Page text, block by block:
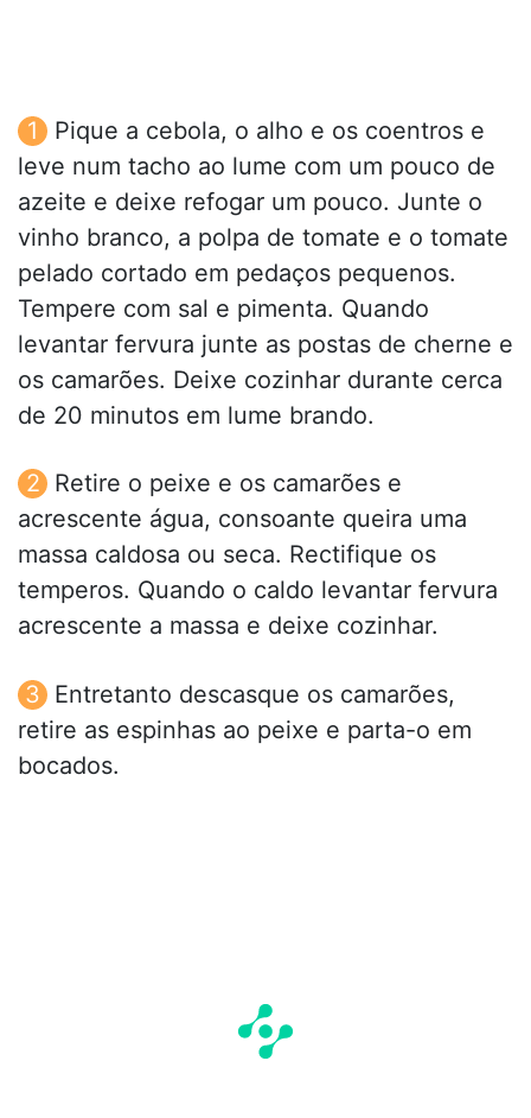
Pique a cebola, o alho e os coentros e
leve num tacho ao lume com um pouco de
azeite e deixe refogar um pouco. Junte o
vinho branco, a polpa de tomate e o tomate
pelado cortado em pedaços pequenos.
Tempere com sal e pimenta. Quando
levantar fervura junte as postas de cherne e
os camarões. Deixe cozinhar durante cerca
de 20 minutos em lume brando.
Retire o peixe e os camarões e
acrescente água, consoante queira uma
massa caldosa ou seca. Rectifique os
temperos. Quando o caldo levantar fervura
acrescente a massa e deixe cozinhar.
Entretanto descasque os camarões,
retire as espinhas ao peixe e parta-o em
bocados.